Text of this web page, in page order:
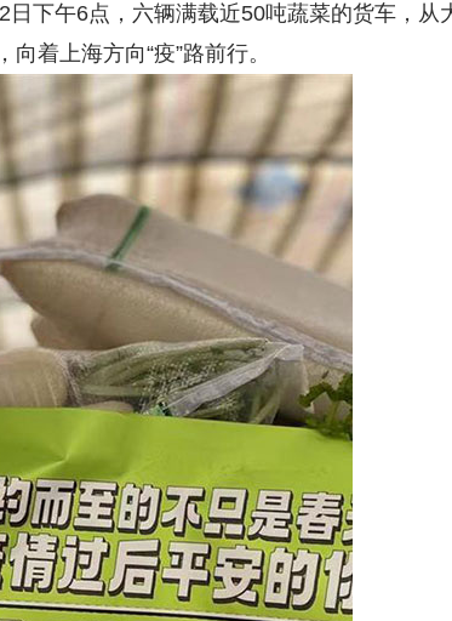
下午6点，六辆满载近50吨蔬菜的货车，从
着上海方向“疫”路前行。